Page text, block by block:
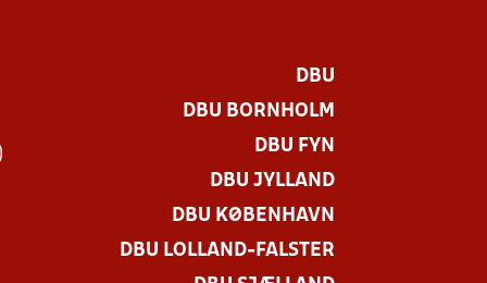
DBU
DBU BORNHOLM
DBU FYN
DBU JYLLAND
DBU KØBENHAVN
DBU LOLLAND-FALSTER